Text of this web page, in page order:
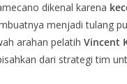
dikenal karena
menjadi tulang
arahan pelatih Vincent
dari strategi tim